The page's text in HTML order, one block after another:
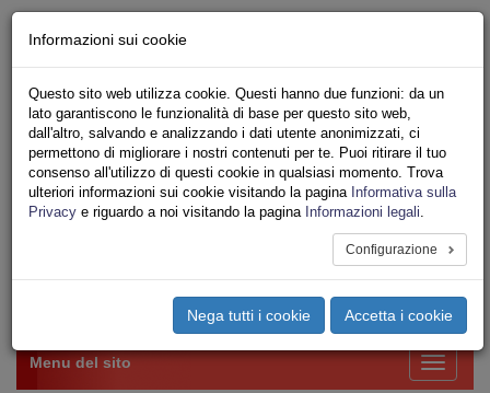
Iscriviti Online
Ricerca
Area Stampa
Privacy
VV.F.
UNIONE SINDACALE DI BASE SETTORE VIGILI
Toggle
Menu del sito
Informazioni sui cookie
Questo sito web utilizza cookie. Questi hanno due funzioni: da un
lato garantiscono le funzionalità di base per questo sito web,
dall'altro, salvando e analizzando i dati utente anonimizzati, ci
permettono di migliorare i nostri contenuti per te. Puoi ritirare il tuo
consenso all'utilizzo di questi cookie in qualsiasi momento. Trova
ulteriori informazioni sui cookie visitando la pagina Informativa sulla
Privacy e riguardo a noi visitando la pagina Informazioni legali.
Configurazione
Nega tutti i cookie Accetta i cookie